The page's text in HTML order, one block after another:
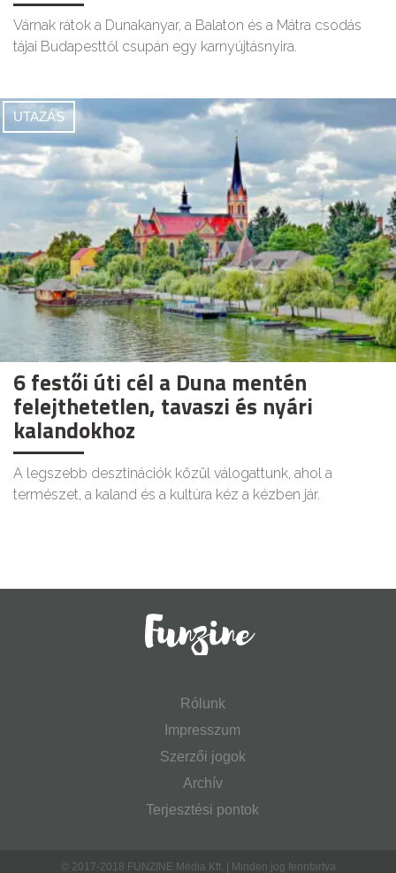
Várnak rátok a Dunakanyar, a Balaton és a Mátra csodás
tájai Budapesttől csupán egy karnyújtásnyira.
UTAZÁS
6 festői úti cél a Duna mentén
felejthetetlen, tavaszi és nyári
kalandokhoz
A legszebb desztinációk közül válogattunk, ahol a
természet, a kaland és a kultúra kéz a kézben jár.
Rólunk
Impresszum
Szerzői jogok
Archív
Terjesztési pontok
© 2017-2018 FUNZINE Média Kft. | Minden jog fenntartva